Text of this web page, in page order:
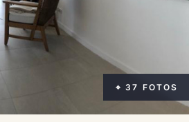
⌖ 37 FOTOS